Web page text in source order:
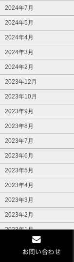
2024年7月
2024年5月
2024年4月
2024年3月
2024年2月
2023年12月
2023年10月
2023年9月
2023年8月
2023年7月
2023年6月
2023年5月
2023年4月
2023年3月
2023年2月
2023年1月
2022年12月